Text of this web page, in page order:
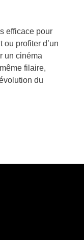
efficace pour
profiter d’un
un cinéma
filaire,
du